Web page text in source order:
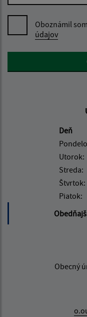
Oboznámil
údajov
Google reCaptcha
Deň
Utorok:
Streda:
Štvrtok:
Piatok:
Obecný